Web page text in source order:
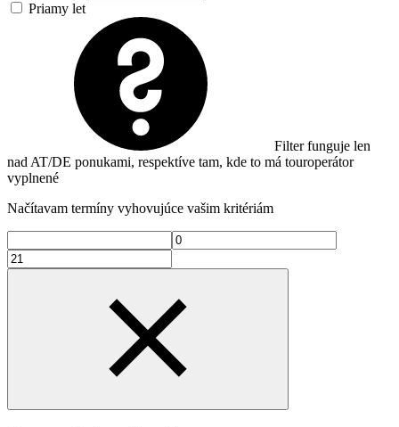
Priamy let
Filter funguje len
nad AT/DE ponukami, respektíve tam, kde to má touroperátor
vyplnené
Načítavam termíny vyhovujúce vašim kritériám